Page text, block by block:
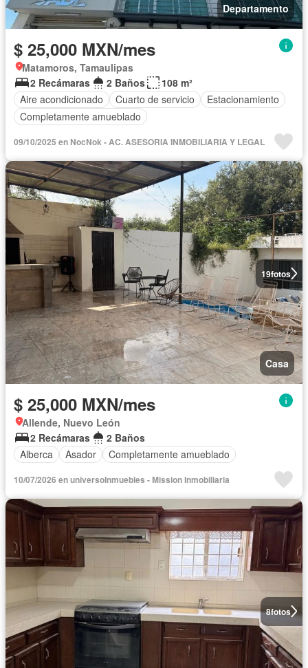
Departamento
$ 25,000 MXN/mes
Matamoros, Tamaulipas
2 Recámaras
2 Baños
108 m²
Aire acondicionado
Cuarto de servicio
Estacionamiento
Completamente amueblado
09/10/2025 en NocNok - AC. ASESORIA INMOBILIARIA Y LEGAL
19fotos
Casa
$ 25,000 MXN/mes
Allende, Nuevo León
2 Recámaras
2 Baños
Alberca
Asador Completamente amueblado
10/07/2026 en universoInmuebles - Mission Inmobiliaria
8fotos